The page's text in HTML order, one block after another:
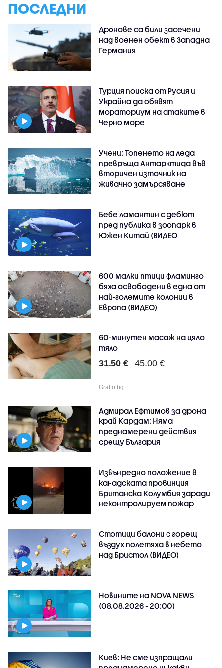
ПОСЛЕДНИ
Дронове са били засечени
над военен обект в Западна
Германия
Турция поиска от Русия и
Украйна да обявят
мораториум на атаките в
Черно море
Учени: Топенето на леда
превръща Антарктида във
вторичен източник на
живачно замърсяване
Бебе ламантин с дебют
пред публика в зоопарк в
Южен Китай (ВИДЕО
600 малки птици фламинго
бяха освободени в една от
най-големите колонии в
Европа (ВИДЕО)
60-минутен масаж на цяло
тяло
31.50 € 45.00 €
Grabo.bg
Адмирал Ефтимов за дрона
край Кардам: Няма
преднамерени действия
срещу България
Извънредно положение в
канадската провинция
Британска Колумбия заради
неконтролируем пожар
Стотици балони с горещ
въздух полетяха в небето
над Бристол (ВИДЕО)
Новините на NOVA NEWS
(08.08.2026 - 20:00)
Киев: Не сме изпращали